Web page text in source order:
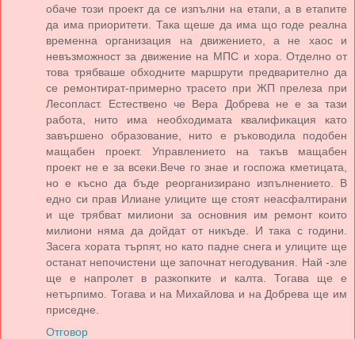
обаче този проект да се изпълни на етапи, а в етапите
да има приоритети. Така щеше да има що годе реална
временна организация на движението, а не хаос и
невъзможност за движение на МПС и хора. Отделно от
това трябваше обходните маршрути предварително да
се ремонтират-примерно трасето при ЖП прелеза при
Лесопласт. Естествено че Вера Добрева не е за тази
работа, нито има необходимата квалификация като
завършено образование, нито е ръководила подобен
мащабен проект. Управлението на такъв мащабен
проект не е за всеки.Вече го знае и госпожа кметицата,
но е късно да бъде реорганизирано изпълнението. В
едно си прав Илиане улиците ще стоят неасфалтирани
и ще трябват милиони за основния им ремонт които
милиони няма да дойдат от никъде. И така с години.
Засега хората търпят, но като падне снега и улиците ще
останат непочистени ще започнат негодувания. Най -зле
ще е напролет в разкопките и калта. Тогава ще е
нетърпимо. Тогава и на Михайлова и на Добрева ще им
приседне.
Отговор